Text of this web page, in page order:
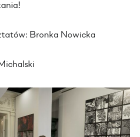
Bronka Nowicka